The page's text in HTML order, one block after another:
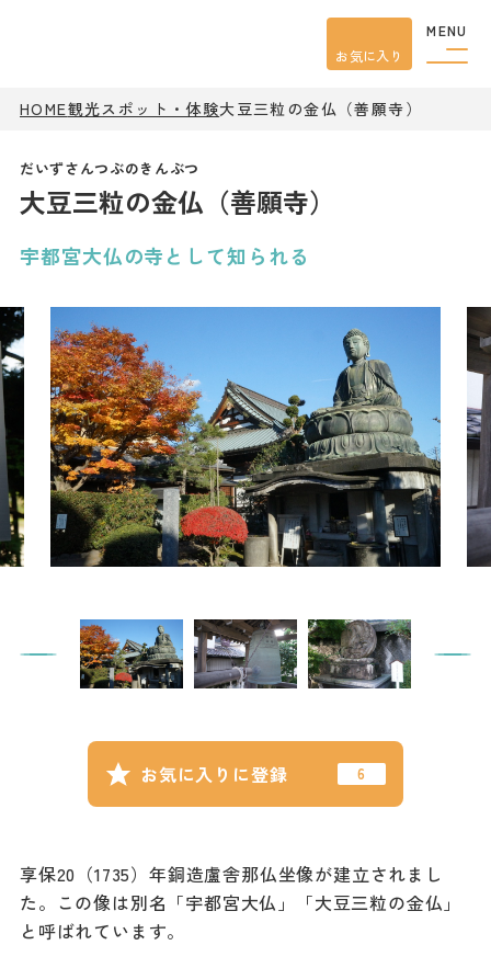
MENU
お気に入り
HOME観光スポット・体験大豆三粒の金仏（善願寺）
大豆三粒の金仏（善願寺）
お気に入りに登録
宇都宮大仏の寺として知られる
享保20（1735）年銅造盧舎那仏坐像が建立されまし
た。この像は別名「宇都宮大仏」「大豆三粒の金仏」
と呼ばれています。
観光案内
グルメ
観光
イベント
宿泊
アクセス
ピックアップ
はじめての宇都宮
宇都宮市民ライター
記事
市民がおすすめ！餃
子店
撮影支援・
MICE
フィルムコミ
ッション
Languag
フォトダウン